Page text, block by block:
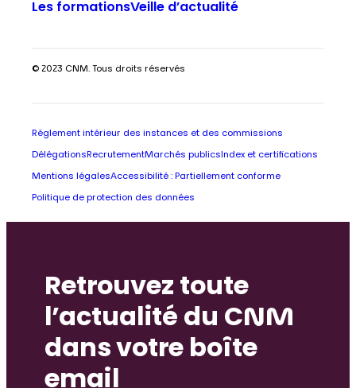
Les formationsVeille d’actualité
© 2023 CNM. Tous droits réservés
Règlement intérieur des instances et des commissions
Délégations RecrutementMarchés publics Index et certifications
Mentions légalesAccessibilité : Partiellement conforme
Politique de protection des données
Retrouvez toute
l’actualité du CNM
dans votre boîte
email